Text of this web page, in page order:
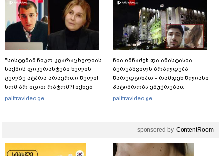
"სისტემამ ნიკო კვარაცხელიას
საქმის ფიგურანტები ხელის
გულზე ატარა არაერთი წელი!
ხომ არ იცით რატომ?! იქნებ
იმიტომ რომ თავად
palitravideo.ge
ნია იმნაძეს და ანასტასია
ბერუაშვილს ბრალდება
წარედგინათ - რამდენ წლიანი
პატიმრობა ემუქრებათ
არასრულწლოვნებს?
palitravideo.ge
sponsored by ContentRoom